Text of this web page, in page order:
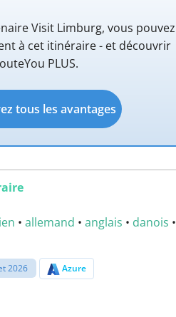
Visit Limburg, vous pouvez
à cet itinéraire - et découvrir
PLUS.
tous les avantages
• allemand • anglais • danois •
2026 Azure